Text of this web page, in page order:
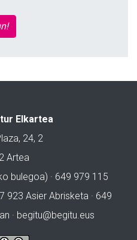
Elkartea
24, 2
Artea
bulegoa) · 649 979 115
923 Asier Abrisketa · 649
· begitu@begitu.eus